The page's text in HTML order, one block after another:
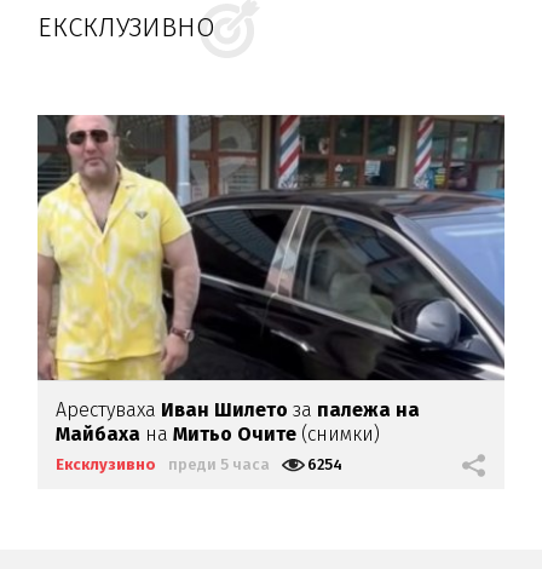
ЕКСКЛУЗИВНО
Арестуваха Иван Шилетоза палежа на
Майбаха наМитьо Очите (снимки)
Ексклузивно преди 5 часа 6254